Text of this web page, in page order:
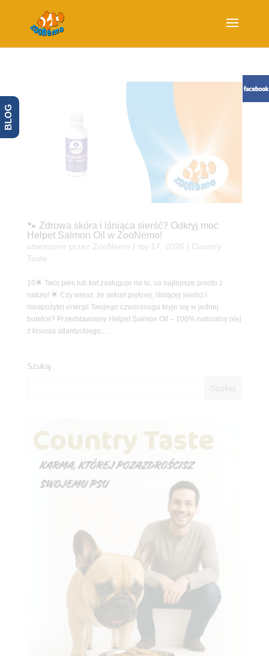
🐾 Zdrowa skóra i lśniąca sierść? Odkryj moc
Helpet Salmon Oil w ZooNemo!
utworzone przez ZooNemo sty 17, 2026
Country
Taste
10🌟 Twój pies lub kot zasługuje na to, co najlepsze prosto z
natury! 🌟 Czy wiesz, że sekret pięknej, lśniącej sierści i
niespożytej energii Twojego czworonoga kryje się w jednej
butelce? Przedstawiamy Helpet Salmon Oil – 100% naturalny olej
z łososia atlantyckiego,...
Szukaj
BLOG